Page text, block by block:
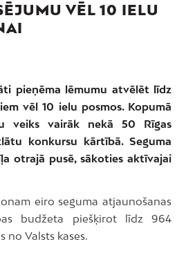
VĒL 10 IELU
pieņēma lēmumu atvēlēt līdz
vēl 10 ielu posmos. Kopumā
veiks vairāk nekā 50 Rīgas
konkursu kārtībā. Seguma
otrajā pusē, sākoties aktīvajai
eiro seguma atjaunošanas
budžeta piešķirot līdz 964
no Valsts kases.